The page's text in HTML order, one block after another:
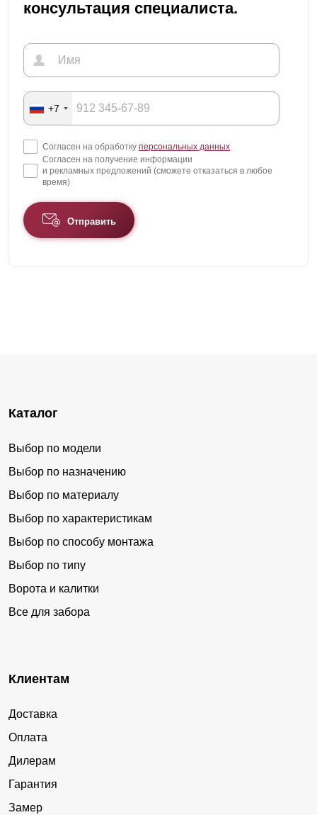
консультация специалиста.
+7
Согласен на обработку персональных данных
Согласен на получение информации
и рекламных предложений (сможете отказаться в любое
время)
Отправить
Каталог
Выбор по модели
Выбор по назначению
Выбор по материалу
Выбор по характеристикам
Выбор по способу монтажа
Выбор по типу
Ворота и калитки
Все для забора
Клиентам
Доставка
Оплата
Дилерам
Гарантия
Замер